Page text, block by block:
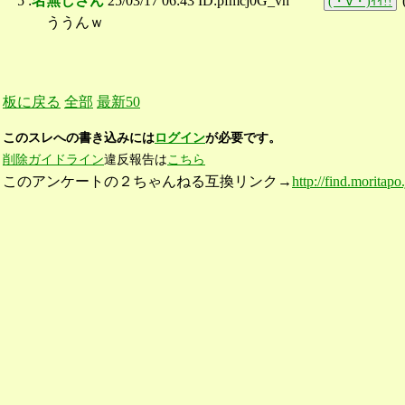
ううんｗ
板に戻る 全部 最新50
このスレへの書き込みにはログインが必要です。
削除ガイドライン違反報告はこちら
このアンケートの２ちゃんねる互換リンク→http://